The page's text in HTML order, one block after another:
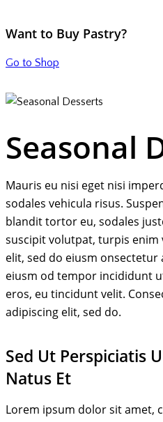
Want to Buy Pastry?
Go to Shop
Seasonal
Mauris eu nisi eget nisi
sodales vehicula risus.
blandit tortor eu, sodales
suscipit volutpat, turpis
elit, sed do eiusm onsectetur
eiusm od tempor incididunt
eros, eu tincidunt velit.
adipiscing elit, sed do.
Sed Ut Perspiciatis
Natus Et
Lorem ipsum dolor sit amet,